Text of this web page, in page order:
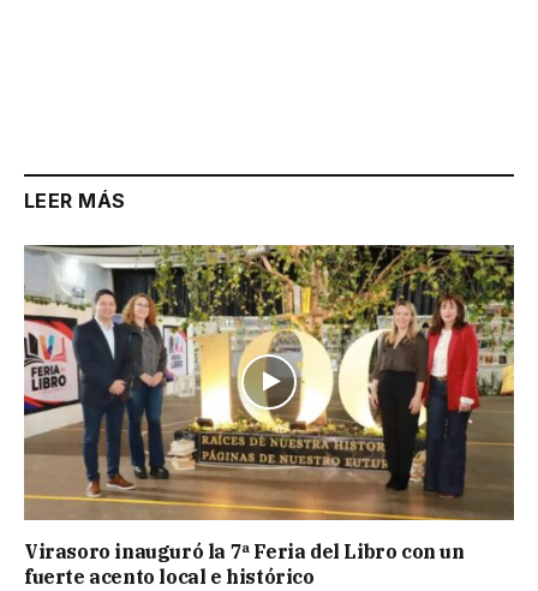
LEER MÁS
Virasoro inauguró la 7ª Feria del Libro con un
fuerte acento local e histórico